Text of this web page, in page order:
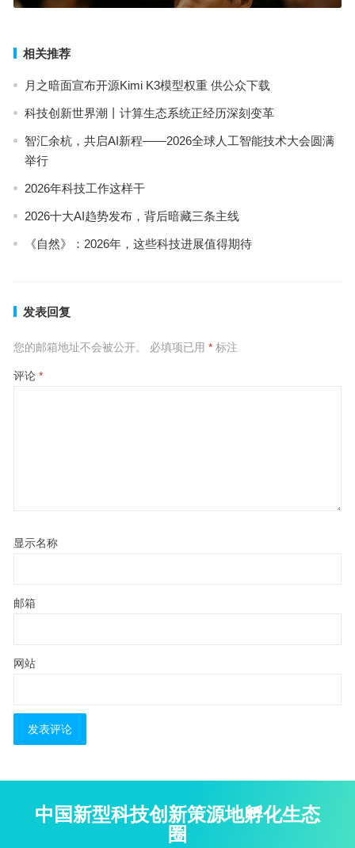
相关推荐
月之暗面宣布开源Kimi K3模型权重 供公众下载
科技创新世界潮丨计算生态系统正经历深刻变革
智汇余杭，共启AI新程——2026全球人工智能技术大会圆满
举行
2026年科技工作这样干
2026十大AI趋势发布，背后暗藏三条主线
《自然》：2026年，这些科技进展值得期待
发表回复
您的邮箱地址不会被公开。 必填项已用 *标注
评论 *
显示名称
邮箱
网站
中国新型科技创新策源地孵化生态
圈